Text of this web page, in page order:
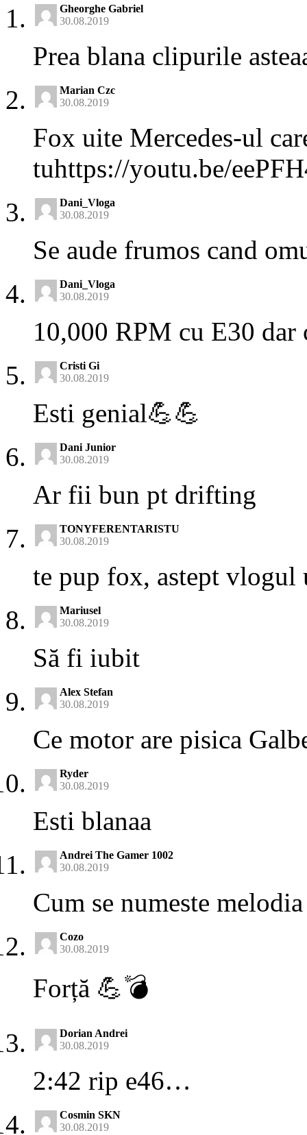
Gheorghe Gabriel
30.08.2019
Prea blana clipurile
Marian Czc
30.08.2019
Fox uite Mercedes-ul
tuhttps://youtu.be/
Dani_Vloga
30.08.2019
Se aude frumos cand
Dani_Vloga
30.08.2019
10,000 RPM cu E30 dar
Cristi Gi
30.08.2019
Esti genial💪💪
Dani Junior
30.08.2019
Ar fii bun pt drifting
TONYFERENTARISTU
30.08.2019
te pup fox, astept vlogul
Mariusel
30.08.2019
Să fi iubit
Alex Stefan
30.08.2019
Ce motor are pisica
Ryder
30.08.2019
Esti blanaa
Andrei The Gamer 1002
30.08.2019
Cum se numeste
Cozo
30.08.2019
Forță 💪💣
Dorian Andrei
30.08.2019
2:42 rip e46…
Cosmin SKN
30.08.2019